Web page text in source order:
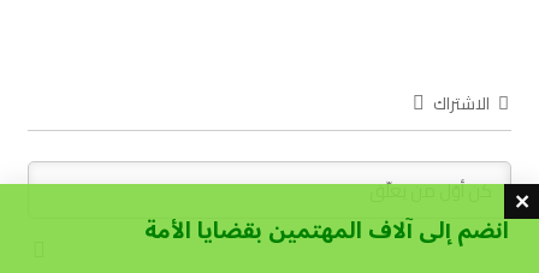
الاشتراك
انضم إلى آلاف المهتمين بقضايا الأمة